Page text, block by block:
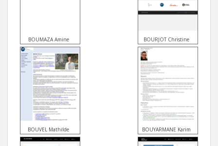
BOUMAZA Amine BOURJOT Christine
BOUVEL Mathilde BOUYARMANE Karim